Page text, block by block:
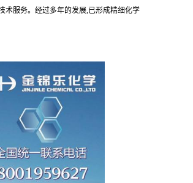
术服务。经过多年的发展,已形成精细化学